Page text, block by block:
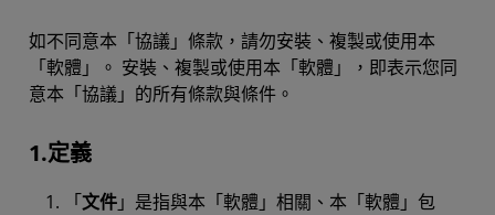
如不同意本「協議」條款，請勿安裝、複製或使用本
「軟體」。 安裝、複製或使用本「軟體」，即表示您同
意本「協議」的所有條款與條件。
1.定義
「文件」是指與本「軟體」相關、本「軟體」包